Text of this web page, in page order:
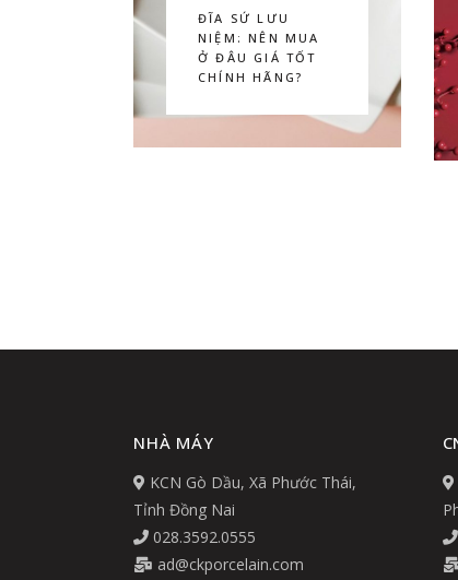
ĐĨA SỨ LƯU
NIỆM: NÊN MUA
Ở ĐÂU GIÁ TỐT
CHÍNH HÃNG?
NHÀ MÁY
KCN Gò Dầu, Xã Phước Thái,
Tỉnh Đồng Nai
028.3592.0555
ad@ckporcelain.com